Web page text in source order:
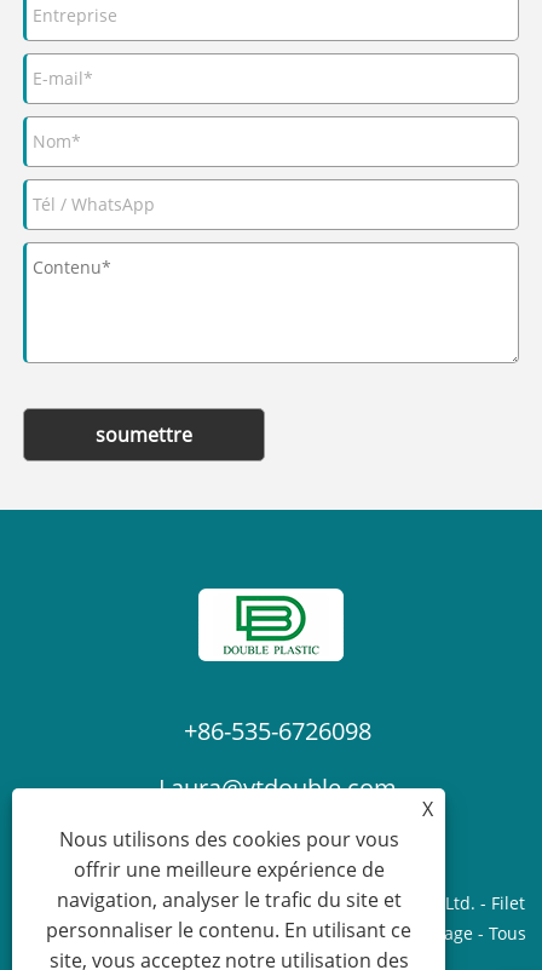
soumettre
+86-535-6726098
Laura@ytdouble.com
Copyright © 2022 Yantai Double Plastic Industry Co., Ltd. - Filet
d'ombrage, bâche PE, filet de sécurité pour échafaudage - Tous
droits réservés.
X
Nous utilisons des cookies pour vous
offrir une meilleure expérience de
navigation, analyser le trafic du site et
personnaliser le contenu. En utilisant ce
site, vous acceptez notre utilisation des